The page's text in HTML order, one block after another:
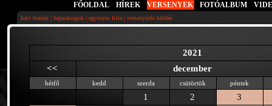
FŐOLDAL HÍREK VERSENYEK FOTÓALBUM
havi bontás | bajnokságok | egysoros lista | versenyinfo küldés
2021
<<
december
hétfő kedd szerda csütörtök péntek
1 2
3